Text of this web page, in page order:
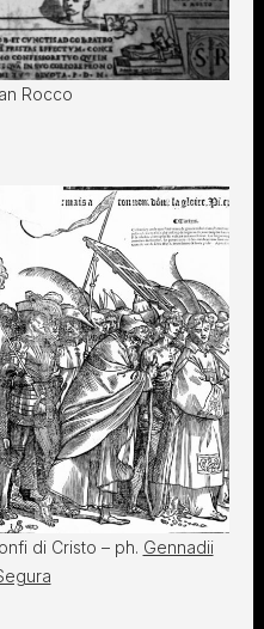
Rocco
di Cristo – ph. Gennadii